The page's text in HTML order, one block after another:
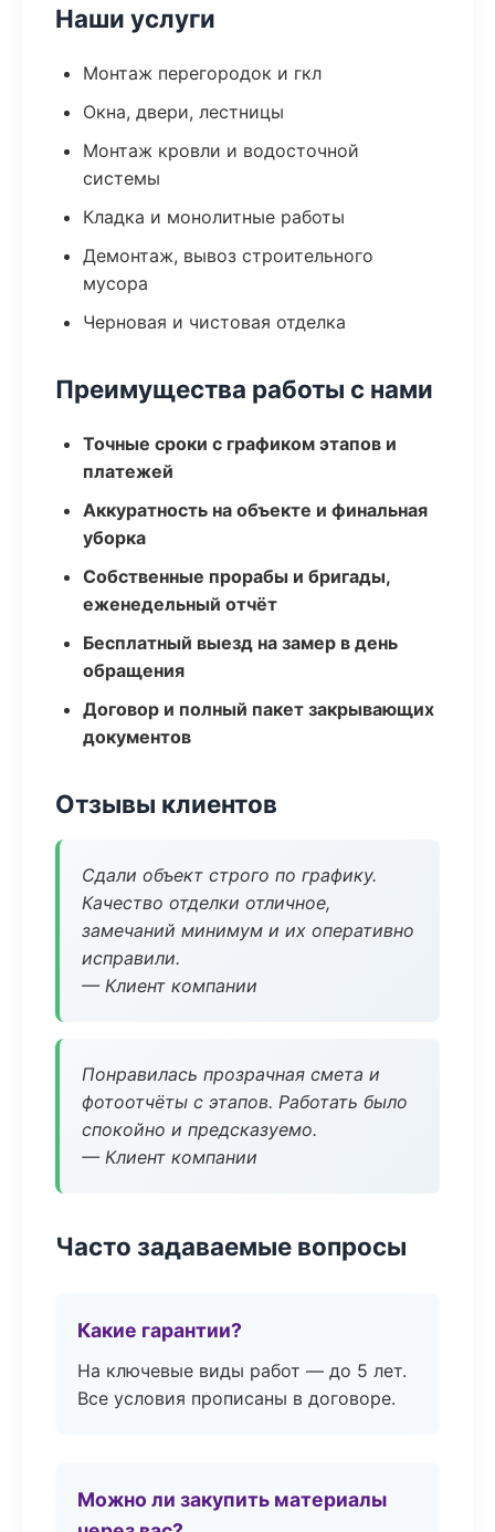
Наши услуги
Монтаж перегородок и гкл
Окна, двери, лестницы
Монтаж кровли и водосточной
системы
Кладка и монолитные работы
Демонтаж, вывоз строительного
мусора
Черновая и чистовая отделка
Преимущества работы с нами
Точные сроки с графиком этапов и
платежей
Аккуратность на объекте и финальная
уборка
Собственные прорабы и бригады,
еженедельный отчёт
Бесплатный выезд на замер в день
обращения
Договор и полный пакет закрывающих
документов
Отзывы клиентов
Сдали объект строго по графику.
Качество отделки отличное,
замечаний минимум и их оперативно
исправили.
— Клиент компании
Понравилась прозрачная смета и
фотоотчёты с этапов. Работать было
спокойно и предсказуемо.
— Клиент компании
Часто задаваемые вопросы
Какие гарантии?
На ключевые виды работ — до 5 лет.
Все условия прописаны в договоре.
Можно ли закупить материалы